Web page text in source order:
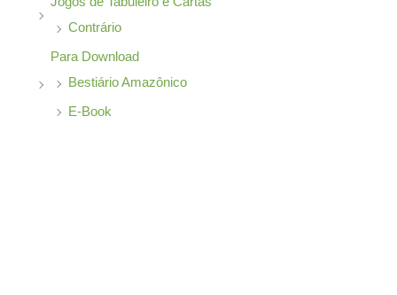
Contrário
Para Download
Bestiário Amazônico
E-Book